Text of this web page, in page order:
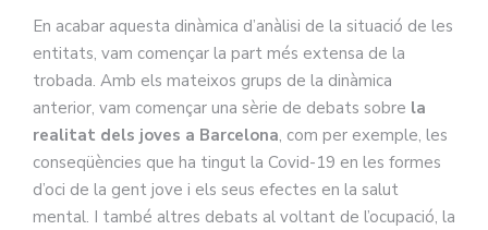
En acabar aquesta dinàmica d’anàlisi de la situació de les
entitats, vam començar la part més extensa de la
trobada. Amb els mateixos grups de la dinàmica
anterior, vam començar una sèrie de debats sobre la
realitat dels joves a Barcelona, com per exemple, les
conseqüències que ha tingut la Covid-19 en les formes
d’oci de la gent jove i els seus efectes en la salut
mental. I també altres debats al voltant de l’ocupació, la